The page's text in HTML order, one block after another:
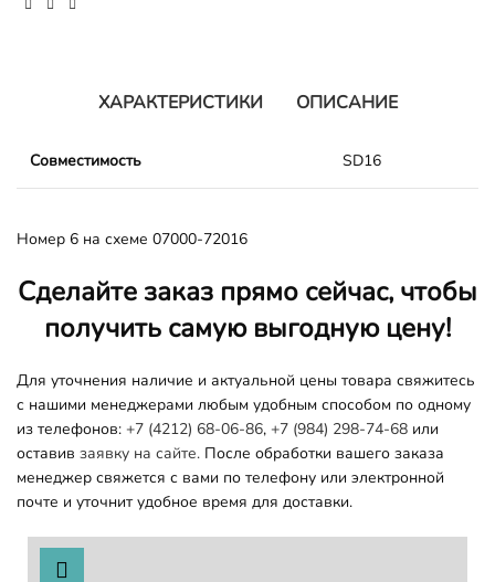
ХАРАКТЕРИСТИКИ ОПИСАНИЕ
Совместимость SD16
Номер 6 на схеме 07000-72016
Сделайте заказ прямо сейчас, чтобы
получить самую выгодную цену!
Для уточнения наличие и актуальной цены товара свяжитесь
с нашими менеджерами любым удобным способом по одному
из телефонов: +7 (4212) 68-06-86, +7 (984) 298-74-68 или
оставив заявку на сайте. После обработки вашего заказа
менеджер свяжется с вами по телефону или электронной
почте и уточнит удобное время для доставки.